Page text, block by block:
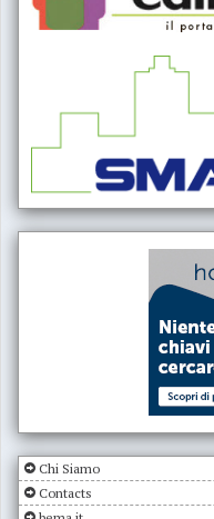
Chi Siamo
Contacts